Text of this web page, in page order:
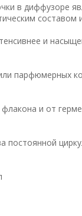
в диффузоре
составом
и
парфюмерных
и от
постоянной